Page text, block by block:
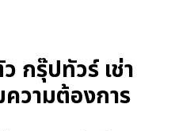
กรุ๊ปทัวร์ เช่า
ความต้องการ